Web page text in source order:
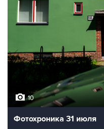
10
Фотохроника 31 июля